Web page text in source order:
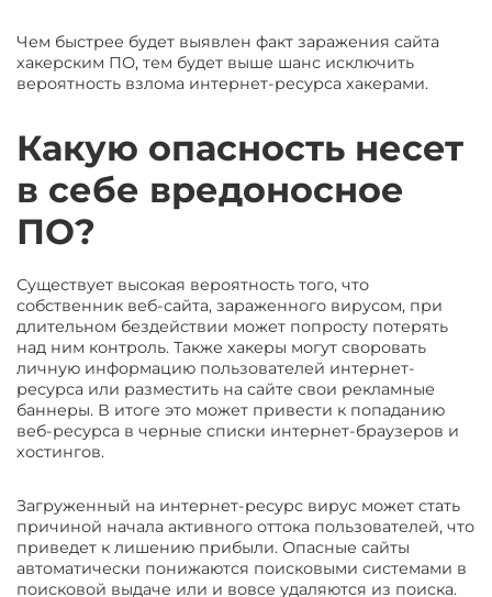
Чем быстрее будет выявлен факт заражения сайта
хакерским ПО, тем будет выше шанс исключить
вероятность взлома интернет-ресурса хакерами.
Какую опасность несет
в себе вредоносное
ПО?
Существует высокая вероятность того, что
собственник веб-сайта, зараженного вирусом, при
длительном бездействии может попросту потерять
над ним контроль. Также хакеры могут своровать
личную информацию пользователей интернет-
ресурса или разместить на сайте свои рекламные
баннеры. В итоге это может привести к попаданию
веб-ресурса в черные списки интернет-браузеров и
хостингов.
Загруженный на интернет-ресурс вирус может стать
причиной начала активного оттока пользователей, что
приведет к лишению прибыли. Опасные сайты
автоматически понижаются поисковыми системами в
поисковой выдаче или и вовсе удаляются из поиска.